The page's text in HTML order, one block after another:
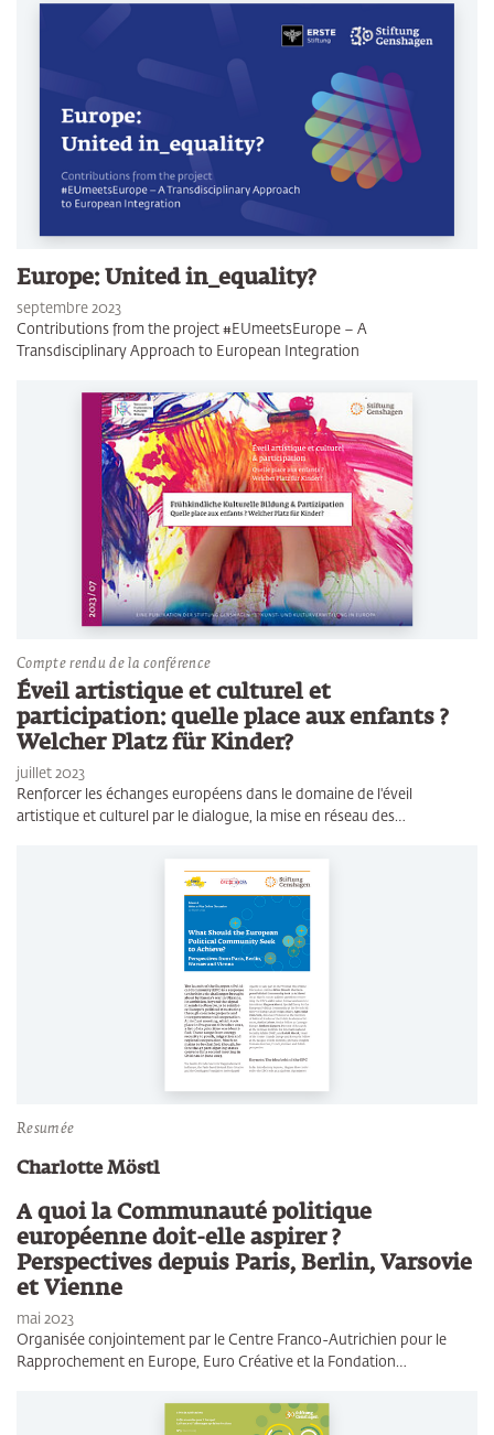
Europe: United in_equality?
septembre 2023
Contributions from the project #EUmeetsEurope – A
Transdisciplinary Approach to European Integration
Compte rendu de la conférence
Éveil artistique et culturel et
participation: quelle place aux enfants ?
Welcher Platz für Kinder?
juillet 2023
Renforcer les échanges européens dans le domaine de l'éveil
artistique et culturel par le dialogue, la mise en réseau des…
Resumée
Charlotte Möstl
A quoi la Communauté politique
européenne doit-elle aspirer ?
Perspectives depuis Paris, Berlin, Varsovie
et Vienne
mai 2023
Organisée conjointement par le Centre Franco-Autrichien pour le
Rapprochement en Europe, Euro Créative et la Fondation…